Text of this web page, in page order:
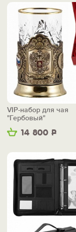
14 800 Р
VIP-набор для чая
"Гербовый"